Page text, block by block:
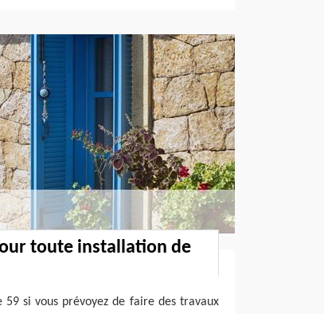
toute installation de
59 si vous prévoyez de faire des travaux